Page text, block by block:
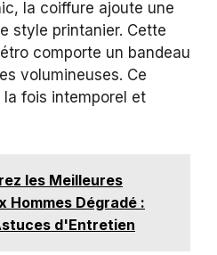
la coiffure ajoute une
style printanier. Cette
comporte un bandeau
volumineuses. Ce
fois intemporel et
les Meilleures
Hommes Dégradé :
d'Entretien